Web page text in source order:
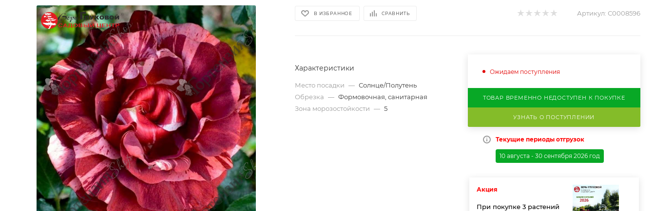
В ИЗБРАННОЕ СРАВНИТЬ Артикул: С0008596
Характеристики
Место посадки — Солнце/Полутень
Обрезка — Формовочная, санитарная
Зона морозостойкости — 5
Ожидаем поступления
ТОВАР ВРЕМЕННО НЕДОСТУПЕН К ПОКУПКЕ
УЗНАТЬ О ПОСТУПЛЕНИИ
Текущие периоды отгрузок
10 августа - 30 сентября 2026 год
Акция
При покупке 3 растений